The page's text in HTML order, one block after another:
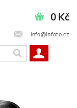
info@infoto.cz
0 Kč